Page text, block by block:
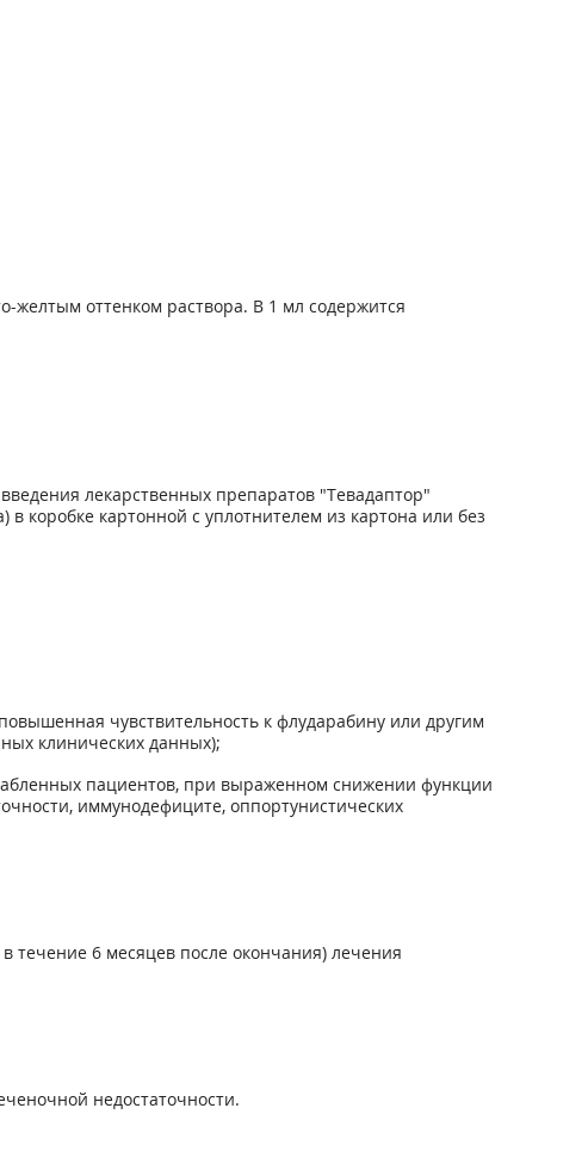
желтым оттенком раствора. В 1 мл содержится
лекарственных препаратов "Тевадаптор"
коробке картонной с уплотнителем из картона или без
чувствительность к флударабину или другим
клинических данных);
пациентов, при выраженном снижении функции
иммунодефиците, оппортунистических
6 месяцев после окончания) лечения
недостаточности.